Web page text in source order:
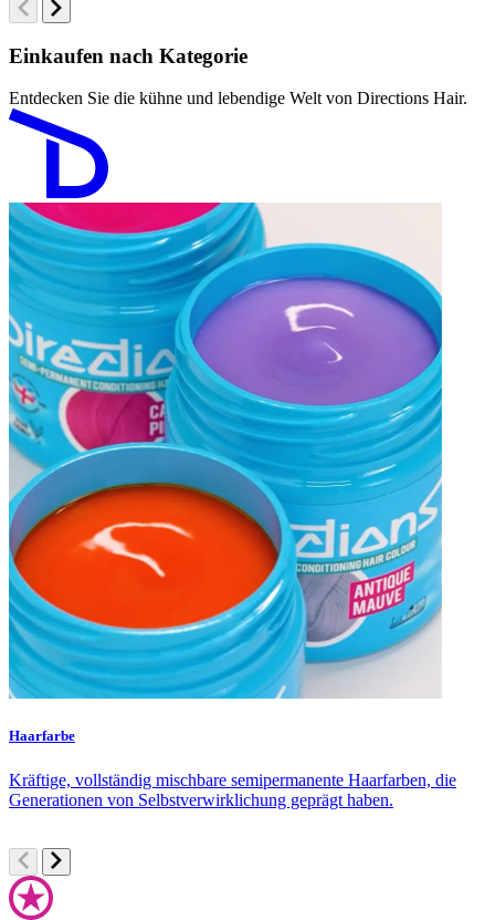
Einkaufen nach Kategorie
Entdecken Sie die kühne und lebendige Welt von Directions Hair.
Haarfarbe
Kräftige, vollständig mischbare semipermanente Haarfarben, die
Generationen von Selbstverwirklichung geprägt haben.